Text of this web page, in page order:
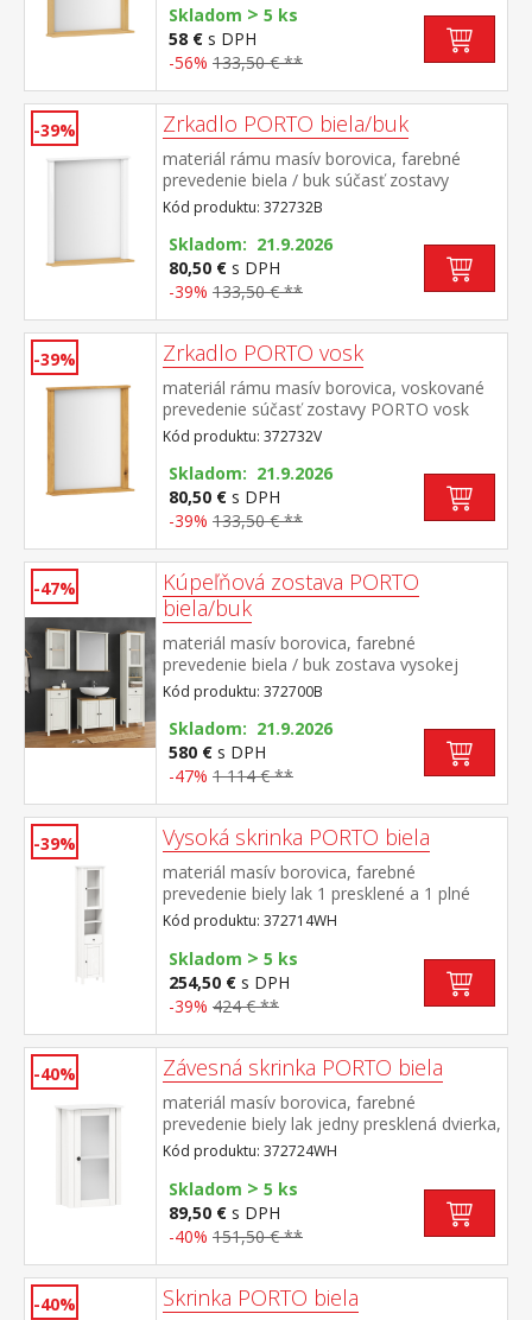
Skladom > 5 ks
58 € s DPH
-56% 133,50 € **
-39% Zrkadlo PORTO biela/buk
materiál rámu masív borovica, farebné
prevedenie biela / buk súčasť zostavy
PORTO biela/buk
Kód produktu: 372732B
Skladom: 21.9.2026
80,50 € s DPH
-39% 133,50 € **
-39% Zrkadlo PORTO vosk
materiál rámu masív borovica, voskované
prevedenie súčasť zostavy PORTO vosk
Kód produktu: 372732V
Skladom: 21.9.2026
80,50 € s DPH
-39% 133,50 € **
-47%
Kúpeľňová zostava PORTO
biela/buk
materiál masív borovica, farebné
prevedenie biela / buk zostava vysokej
skrinky 372714B, závesnej skrinky 372724B,
skrinky 372725B, skrinky pod umývadlo
372729B a zrkadla 372732B rozmer
vysokej skrinky (š/h/v) 42 × 30 × 190
cm rozmer závesnej skrinky (š/h/v) 42 × 25
cm rozmer skrinky pod umývadlo (š/h/v) 60
× 35 × 67 cm rozmer zrkadla (š/h/v) 67 × 12
× 78 cm
Kód produktu: 372700B
Skladom: 21.9.2026
580 € s DPH
-47% 1 114 € **
-39% Vysoká skrinka PORTO biela
materiál masív borovica, farebné
prevedenie biely lak 1 presklené a 1 plné
dvierka, za každými 1 polica 2 niky, 1
zásuvka s kovovými pojazdmi maximálne
nosnosti uvedené v návode na montáž
súčasť zostavy PORTO biela
Kód produktu: 372714WH
Skladom > 5 ks
254,50 € s DPH
-39% 424 € **
-40% Závesná skrinka PORTO biela
materiál masív borovica, farebné
prevedenie biely lak jedny presklená dvierka,
za nimi jedna polica maximálne nosnosti
uvedené v návode na montáž súčasť
zostavy PORTO biela
Kód produktu: 372724WH
Skladom > 5 ks
89,50 € s DPH
-40% 151,50 € **
-40% Skrinka PORTO biela